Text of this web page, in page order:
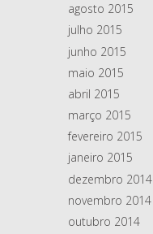
agosto 2015
julho 2015
junho 2015
maio 2015
abril 2015
março 2015
fevereiro 2015
janeiro 2015
dezembro 2014
novembro 2014
outubro 2014